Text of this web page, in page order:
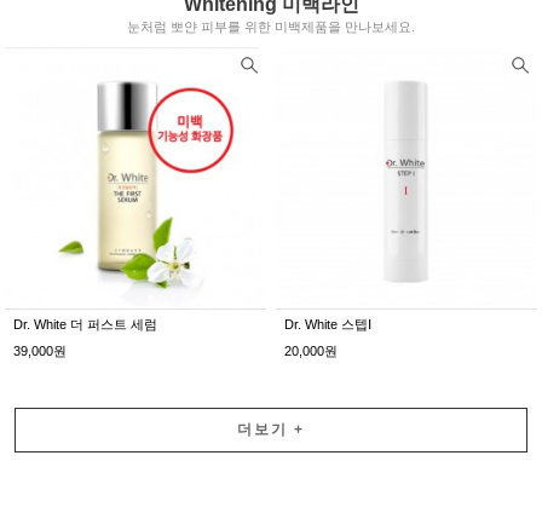
Whitening 미백라인
눈처럼 뽀얀 피부를 위한 미백제품을 만나보세요.
Dr. White 더 퍼스트 세럼
39,000원
Dr. White 스텝Ⅰ
20,000원
더보기 +